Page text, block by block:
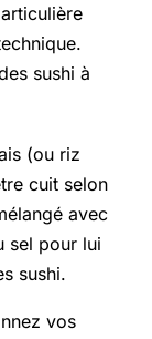
sushi à
(ou riz
cuit selon
avec
sel pour lui
sushi.
vos